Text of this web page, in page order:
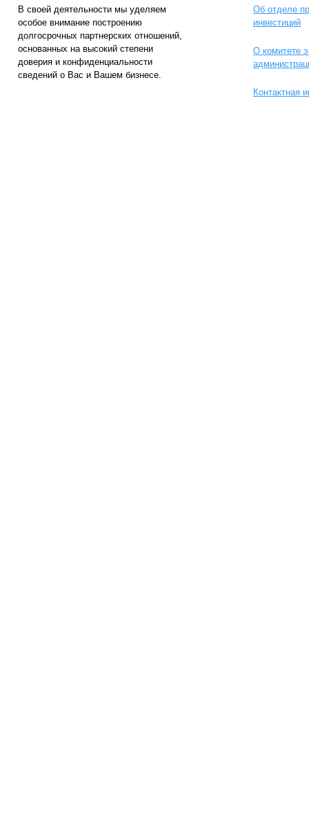
В своей деятельности мы уделяем
особое внимание построению
долгосрочных партнерских отношений,
основанных на высокий степени
доверия и конфиденциальности
сведений о Вас и Вашем бизнесе.
Об отделе
инвестиций
О комитете
Контактная